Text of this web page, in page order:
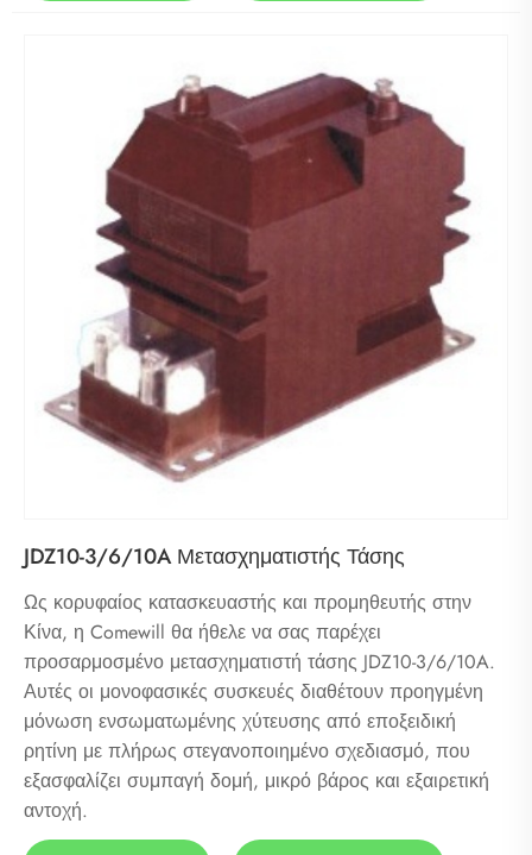
JDZ10-3/6/10A Μετασχηματιστής Τάσης
Ως κορυφαίος κατασκευαστής και προμηθευτής στην
Κίνα, η Comewill θα ήθελε να σας παρέχει
προσαρμοσμένο μετασχηματιστή τάσης JDZ10-3/6/10A.
Αυτές οι μονοφασικές συσκευές διαθέτουν προηγμένη
μόνωση ενσωματωμένης χύτευσης από εποξειδική
ρητίνη με πλήρως στεγανοποιημένο σχεδιασμό, που
εξασφαλίζει συμπαγή δομή, μικρό βάρος και εξαιρετική
αντοχή.